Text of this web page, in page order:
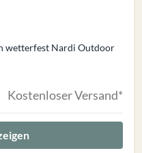
wetterfest Nardi Outdoor
Kostenloser Versand*